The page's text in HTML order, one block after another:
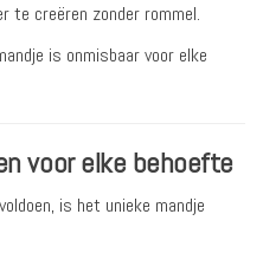
te creëren zonder rommel.
is onmisbaar voor elke
voor elke behoefte
is het unieke mandje